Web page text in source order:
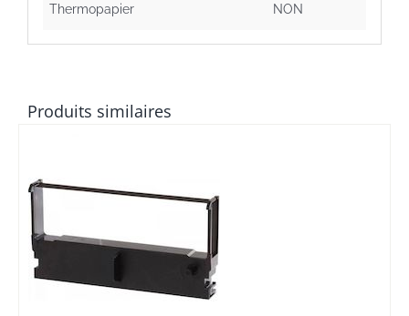
Thermopapier NON
Produits similaires